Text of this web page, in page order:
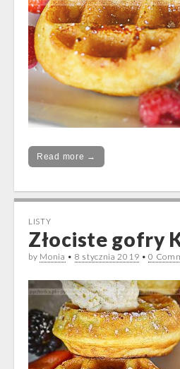
Read more →
LISTY
Złociste gofry
by Monia • 8 stycznia 2019 •0